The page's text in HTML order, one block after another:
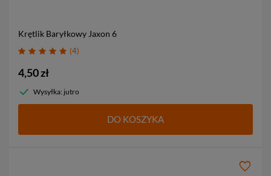
Krętlik Baryłkowy Jaxon 6
4
4,50 zł
Wysyłka: jutro
DO KOSZYKA